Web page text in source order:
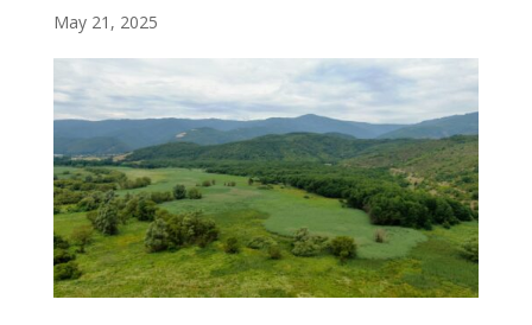
May 21, 2025